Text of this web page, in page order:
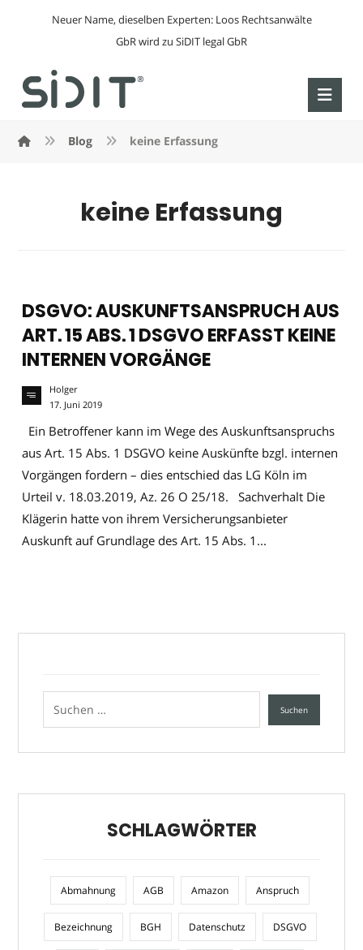
Neuer Name, dieselben Experten: Loos Rechtsanwälte
GbR wird zu SiDIT legal GbR
Blog keine Erfassung
keine Erfassung
DSGVO: AUSKUNFTSANSPRUCH AUS
ART. 15 ABS. 1 DSGVO ERFASST KEINE
INTERNEN VORGÄNGE
Holger
17. Juni 2019
Ein Betroffener kann im Wege des Auskunftsanspruchs
aus Art. 15 Abs. 1 DSGVO keine Auskünfte bzgl. internen
Vorgängen fordern – dies entschied das LG Köln im
Urteil v. 18.03.2019, Az. 26 O 25/18. Sachverhalt Die
Klägerin hatte von ihrem Versicherungsanbieter
Auskunft auf Grundlage des Art. 15 Abs. 1...
SCHLAGWÖRTER
Abmahnung AGB Amazon Anspruch
Bezeichnung BGH Datenschutz DSGVO